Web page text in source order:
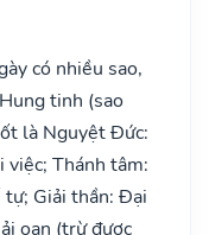
có nhiều sao,
tinh (sao
là Nguyệt Đức:
Thánh tâm:
tự; Giải thần: Đại
oan (trừ được